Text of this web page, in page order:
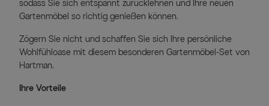
sodass Sie sich entspannt zurücklehnen und Ihre neuen
Gartenmöbel so richtig genießen können.
Zögern Sie nicht und schaffen Sie sich Ihre persönliche
Wohlfühloase mit diesem besonderen Gartenmöbel-Set von
Hartman.
Ihre Vorteile